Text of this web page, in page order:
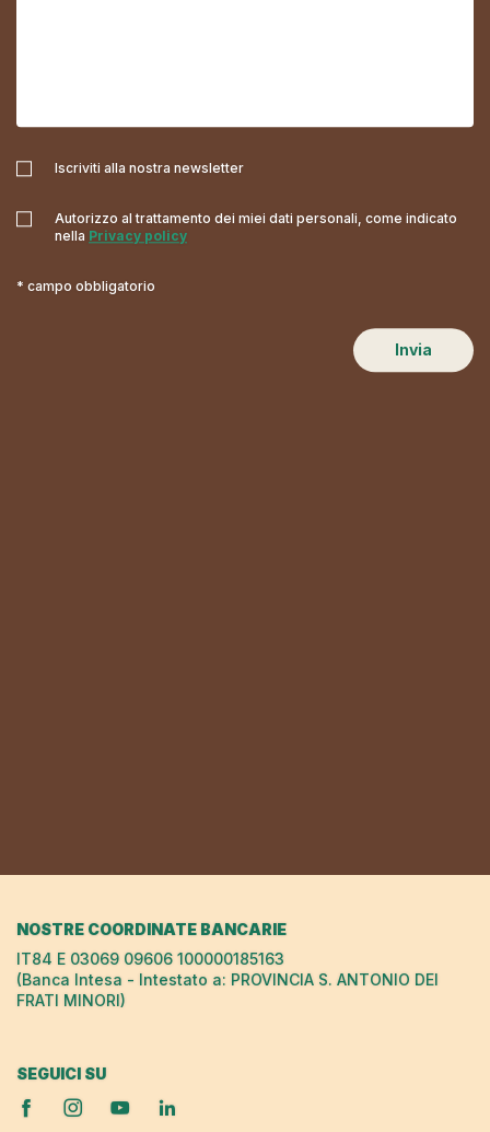
Iscriviti alla nostra newsletter
Autorizzo al trattamento dei miei dati personali, come indicato
nella Privacy policy
* campo obbligatorio
Invia
NOSTRE COORDINATE BANCARIE
IT84 E 03069 09606 100000185163
(Banca Intesa - Intestato a: PROVINCIA S. ANTONIO DEI
FRATI MINORI)
SEGUICI SU